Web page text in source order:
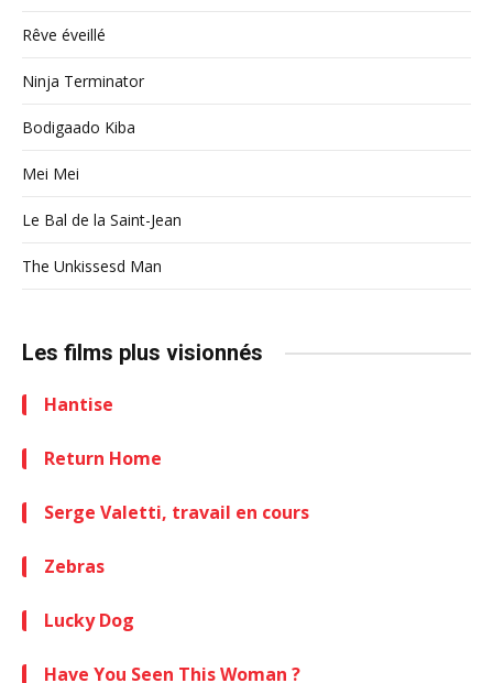
Rêve éveillé
Ninja Terminator
Bodigaado Kiba
Mei Mei
Le Bal de la Saint-Jean
The Unkissesd Man
Les films plus visionnés
Hantise
Return Home
Serge Valetti, travail en cours
Zebras
Lucky Dog
Have You Seen This Woman ?